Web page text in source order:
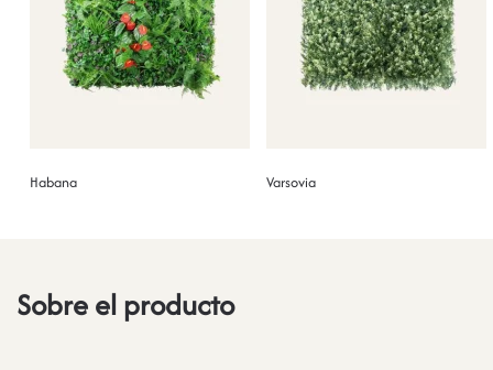
Habana Varsovia
Sobre el producto